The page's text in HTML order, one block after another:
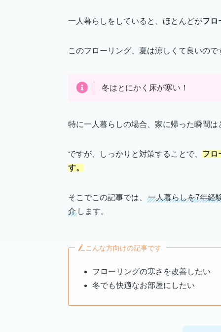
一人暮らしをしていると、ほとんどがフロ
このフローリング、夏は涼しくて良いので
冬はとにかく床が寒い！
特に一人暮らしの場合、家に帰った瞬間
ですが、しっかりと対策することで、 フロ
す。
そこでこの記事では、
一人暮らしを7年経
介 します。
こんな方向けの記事です
フローリングの寒さを改善したい
冬でも快適なお部屋にしたい